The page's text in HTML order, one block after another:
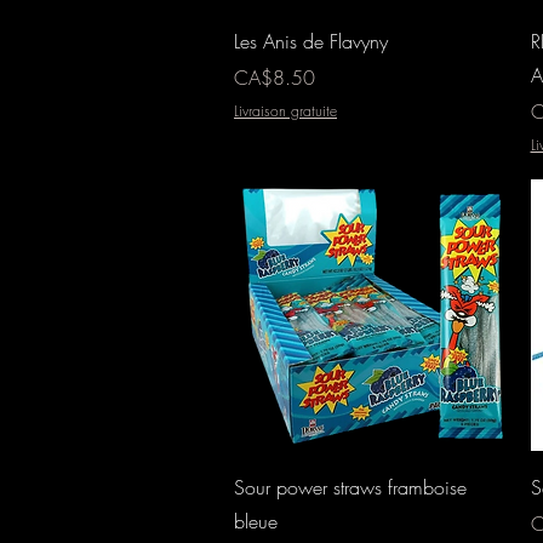
Aperçu rapide
Les Anis de Flavyny
Prix
CA$8.50
Livraison gratuite
Aperçu rapide
Sour power straws framboise
bleue